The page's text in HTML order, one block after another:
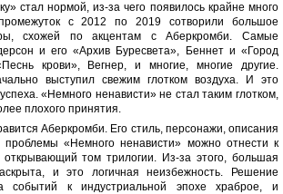
стал нормой, из-за чего появилось крайне много
с 2012 по 2019 сотворили большое
схожей по акцентам с Аберкромби. Самые
и его «Архив Буресвета», Беннет и «Город
крови», Вегнер, и многие, многие другие.
выступил свежим глотком воздуха. И это
«Немного ненависти» не стал таким глотком,
плохого принятия.
Аберкромби. Его стиль, персонажи, описания
«Немного ненависти» можно отнести к
том трилогии. Из-за этого, большая
и это логичная неизбежность. Решение
событий к индустриальной эпохе храброе, и